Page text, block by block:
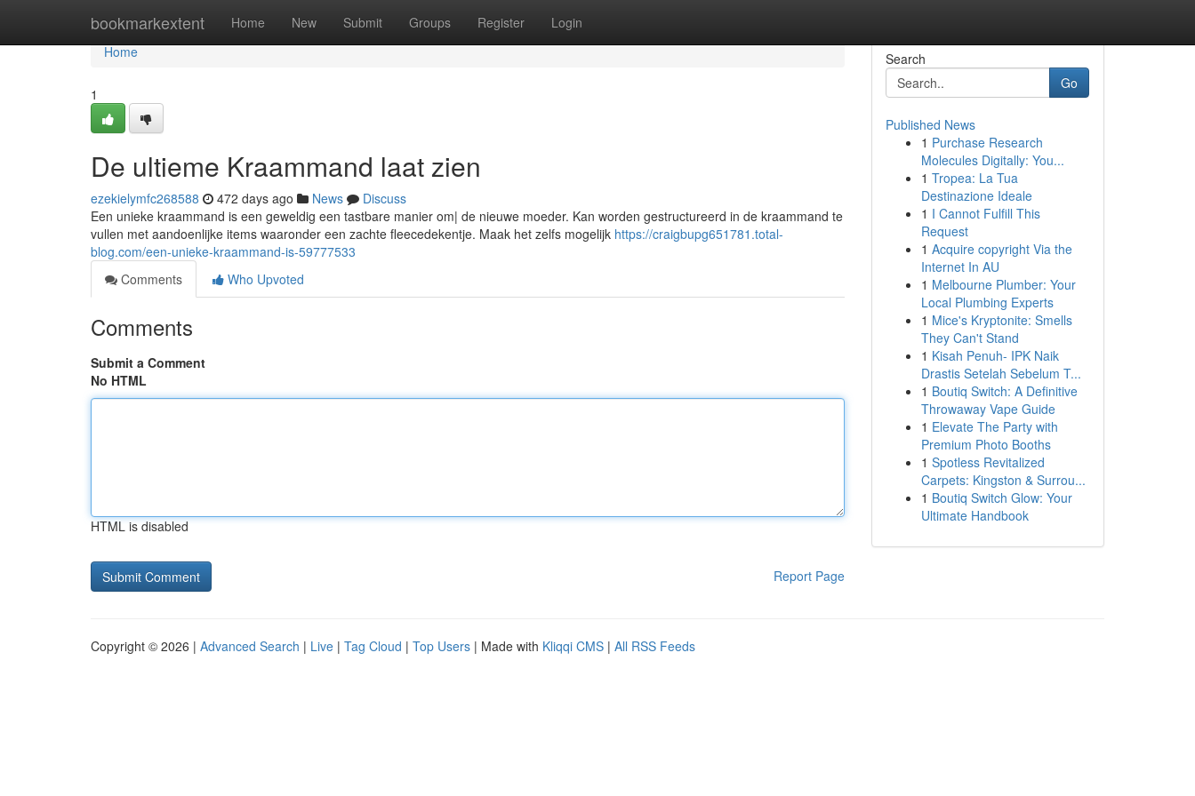
bookmarkextent Home New Submit Groups Register Login
Home
Home
1
De ultieme Kraammand laat zien
ezekielymfc268588 472 days ago News
Discuss
Een unieke kraammand is een geweldig een tastbare manier om| de nieuwe moeder. Kan worden gestructureerd in de kraammand te
vullen met aandoenlijke items waaronder een zachte fleecedekentje. Maak het zelfs mogelijk https://craigbupg651781.total-
blog.com/een-unieke-kraammand-is-59777533
Comments
Who Upvoted
Comments
Submit a Comment
No HTML
HTML is disabled
Report Page
Search
Go
Published News
1 Purchase Research
Molecules Digitally: You...
1 Tropea: La Tua
Destinazione Ideale
1 I Cannot Fulfill This
Request
1 Acquire copyright Via the
Internet In AU
1 Melbourne Plumber: Your
Local Plumbing Experts
1 Mice's Kryptonite: Smells
They Can't Stand
1 Kisah Penuh- IPK Naik
Drastis Setelah Sebelum T...
1 Boutiq Switch: A Definitive
Throwaway Vape Guide
1 Elevate The Party with
Premium Photo Booths
1 Spotless Revitalized
Carpets: Kingston & Surrou...
1 Boutiq Switch Glow: Your
Ultimate Handbook
Copyright © 2026 | Advanced Search | Live | Tag Cloud | Top Users | Made with Kliqqi CMS | All RSS Feeds